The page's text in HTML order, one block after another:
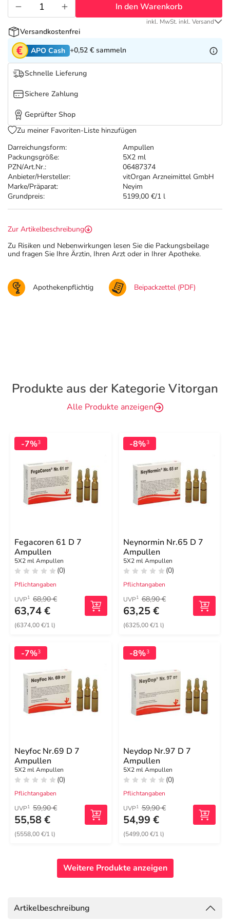
Tierapotheke
Vitamine & Mineralstoffe
Marken
Salus Deals
Darreichungsform:
Ampullen
Packungsgröße:
5X2 ml
PZN/Art.Nr.:
06487374
Anbieter/Hersteller:
vitOrgan Arzneimittel GmbH
Marke/Präparat:
Neyim
Grundpreis:
5199,00 €/1 l
In den Warenkorb
inkl. MwSt. inkl. Versand
Versandkostenfrei
APO Cash +0,52 € sammeln
Schnelle Lieferung
Sichere Zahlung
Geprüfter Shop
Zu meiner Favoriten-Liste hinzufügen
Zur Artikelbeschreibung
Zu Risiken und Nebenwirkungen lesen Sie die Packungsbeilage
und fragen Sie Ihre Ärztin, Ihren Arzt oder in Ihrer Apotheke.
Apothekenpflichtig Beipackzettel (PDF)
Produkte aus der Kategorie Vitorgan
Alle Produkte anzeigen
-7%3
Fegacoren 61 D 7
Ampullen
5X2 ml Ampullen
(0)
Pflichtangaben
UVP1 68,90 €
63,74 €
(6374,00 €/1 l)
-8%3
Neynormin Nr.65 D 7
Ampullen
5X2 ml Ampullen
(0)
Pflichtangaben
UVP1 68,90 €
63,25 €
(6325,00 €/1 l)
-7%3
Neyfoc Nr.69 D 7
Ampullen
5X2 ml Ampullen
(0)
Pflichtangaben
UVP1 59,90 €
55,58 €
(5558,00 €/1 l)
-8%3
Neydop Nr.97 D 7
Ampullen
5X2 ml Ampullen
(0)
Pflichtangaben
UVP1 59,90 €
54,99 €
(5499,00 €/1 l)
Weitere Produkte anzeigen
Artikelbeschreibung